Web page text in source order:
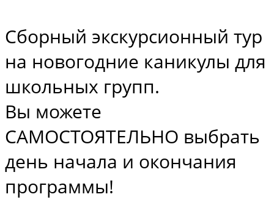
Сборный экскурсионный тур
на новогодние каникулы для
школьных групп.
Вы можете
САМОСТОЯТЕЛЬНО выбрать
день начала и окончания
программы!